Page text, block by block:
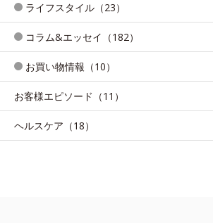
ライフスタイル（23）
コラム&エッセイ（182）
お買い物情報（10）
お客様エピソード（11）
ヘルスケア（18）